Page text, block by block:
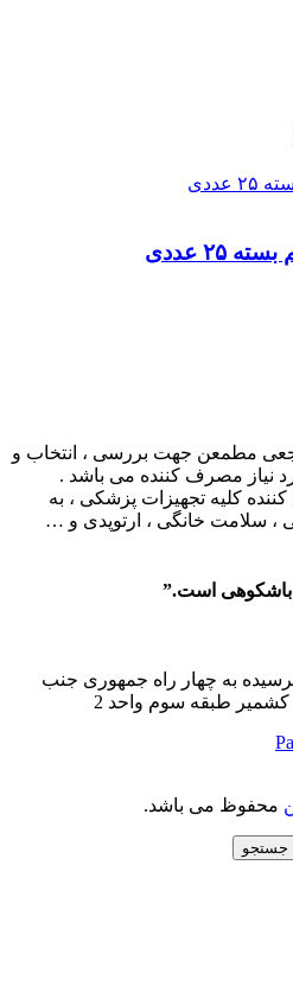
عددی
مطمعن جهت بررسی ، انتخاب و
نیاز مصرف کننده می باشد .
کننده کلیه تجهیزات پزشکی ، به
، سلامت خانگی ، ارتوپدی و …
باشکوهی است.”
به چهار راه جمهوری جنب
محفوظ می باشد.
جستجو